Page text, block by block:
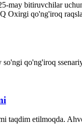
may bitiruvchilar
Oxirgi qo'ng'iroq
qo'ng'iroq
taqdim etilmoqda.